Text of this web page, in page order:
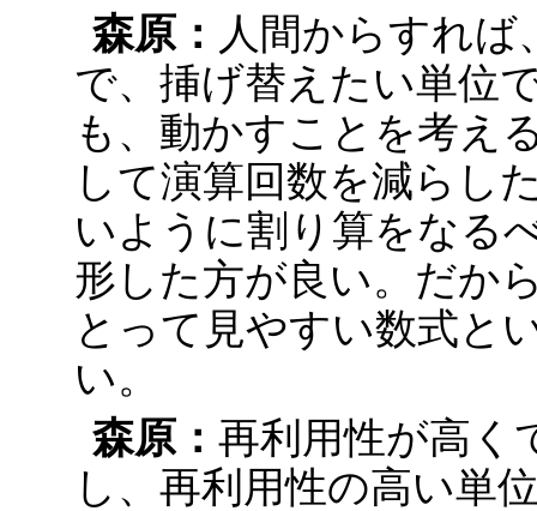
森原： 人間からすれば
で、挿げ替えたい単位
も、動かすことを考え
して演算回数を減らし
いように割り算をなる
形した方が良い。だか
とって見やすい数式と
い。
森原： 再利用性が高く
し、再利用性の高い単